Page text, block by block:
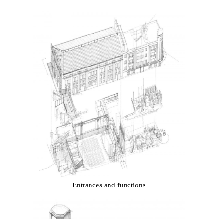
Entrances and functions